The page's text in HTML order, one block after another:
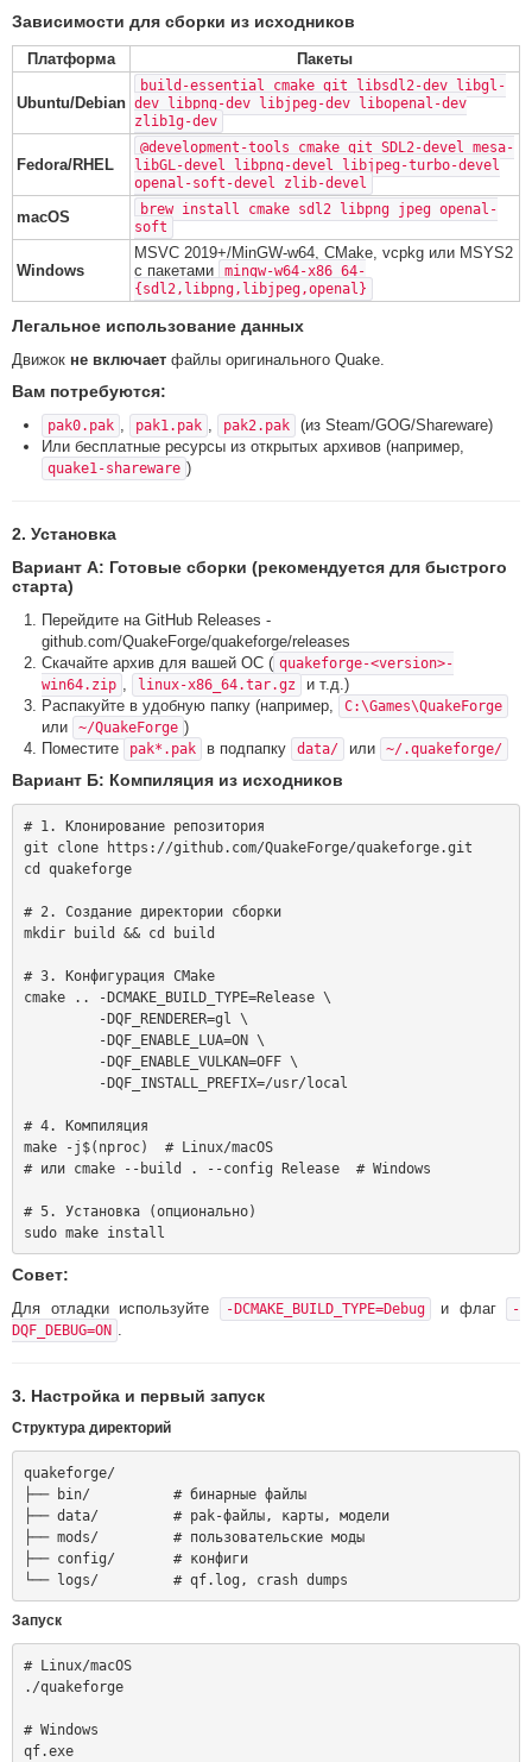
Зависимости для сборки из исходников
Платформа Пакеты
Ubuntu/Debian
build-essential cmake git libsdl2-dev libgl-
dev libpng-dev libjpeg-dev libopenal-dev
zlib1g-dev
Fedora/RHEL
@development-tools cmake git SDL2-devel mesa-
libGL-devel libpng-devel libjpeg-turbo-devel
openal-soft-devel zlib-devel
macOS
brew install cmake sdl2 libpng jpeg openal-
soft
Windows
MSVC 2019+/MinGW-w64, CMake, vcpkg или MSYS2
с пакетами
mingw-w64-x86_64-
{sdl2,libpng,libjpeg,openal}
Легальное использование данных
Движок не включает файлы оригинального Quake.
Вам потребуются:
pak0.pak , pak1.pak , pak2.pak
(из Steam/GOG/Shareware)
Или бесплатные ресурсы из открытых архивов (например,
quake1-shareware )
2. Установка
Вариант А: Готовые сборки (рекомендуется для быстрого
старта)
Перейдите на GitHub Releases -
github.com/QuakeForge/quakeforge/releases
Скачайте архив для вашей ОС ( quakeforge-<version>-
win64.zip , linux-x86_64.tar.gz
и т.д.)
Распакуйте в удобную папку (например,
C:\Games\QuakeForge
или ~/QuakeForge )
Поместите
pak*.pak в подпапку data/ или ~/.quakeforge/
Вариант Б: Компиляция из исходников
# 1. Клонирование репозитория
git clone https://github.com/QuakeForge/quakeforge.git
cd quakeforge
# 2. Создание директории сборки
mkdir build && cd build
# 3. Конфигурация CMake
cmake .. -DCMAKE_BUILD_TYPE=Release \
# 4. Компиляция
make -j$(nproc)  # Linux/macOS
# или cmake --build . --config Release  # Windows
# 5. Установка (опционально)
Совет:
Для отладки используйте -DCMAKE_BUILD_TYPE=Debug и флаг
-
DQF_DEBUG=ON .
3. Настройка и первый запуск
Структура директорий
quakeforge/
├── bin/          # бинарные файлы
├── data/         # pak-файлы, карты, модели
├── mods/         # пользовательские моды
├── config/       # конфиги
Запуск
# Linux/macOS
./quakeforge
# Windows
qf.exe